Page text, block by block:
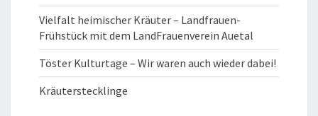
Vielfalt heimischer Kräuter – Landfrauen-
Frühstück mit dem LandFrauenverein Auetal
Töster Kulturtage – Wir waren auch wieder dabei!
Kräuterstecklinge